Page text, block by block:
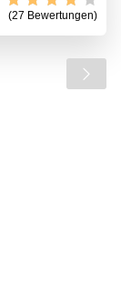
(27 Bewertungen)